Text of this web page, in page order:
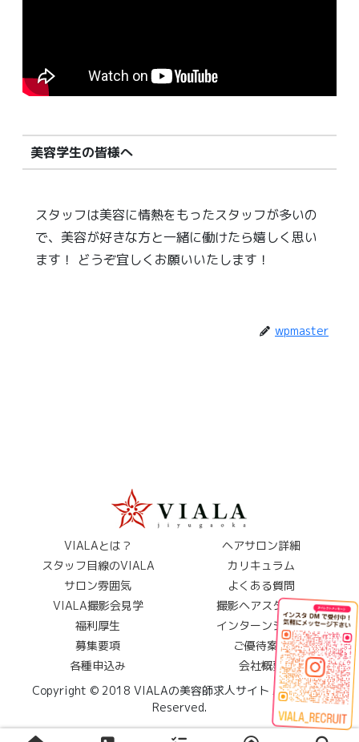
美容学生の皆様へ
スタッフは美容に情熱をもったスタッフが多いの
で、美容が好きな方と一緒に働けたら嬉しく思い
ます！ どうぞ宜しくお願いいたします！
wpmaster
VIALAとは？
ヘアサロン詳細
スタッフ目線のVIALA
カリキュラム
サロン雰囲気
よくある質問
VIALA撮影会見学
撮影ヘアスタイル
福利厚生
インターンシップ
募集要項
ご優待案内
各種申込み
会社概要
Copyright © 2018 VIALAの美容師求人サイト All Rights
Reserved.